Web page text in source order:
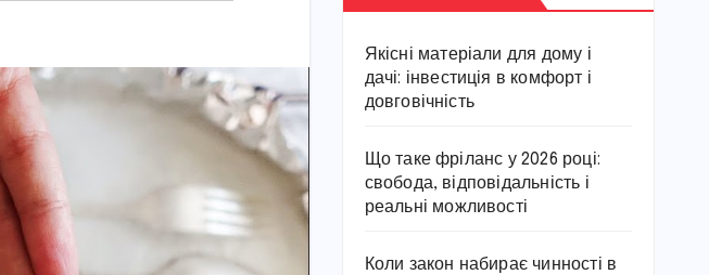
Якісні матеріали для дому і
дачі: інвестиція в комфорт і
довговічність
Що таке фріланс у 2026 році:
свобода, відповідальність і
реальні можливості
Коли закон набирає чинності в